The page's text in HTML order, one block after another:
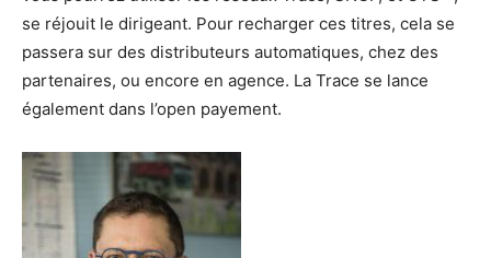
se réjouit le dirigeant. Pour recharger ces titres, cela se
passera sur des distributeurs automatiques, chez des
partenaires, ou encore en agence. La Trace se lance
également dans l’open payement.